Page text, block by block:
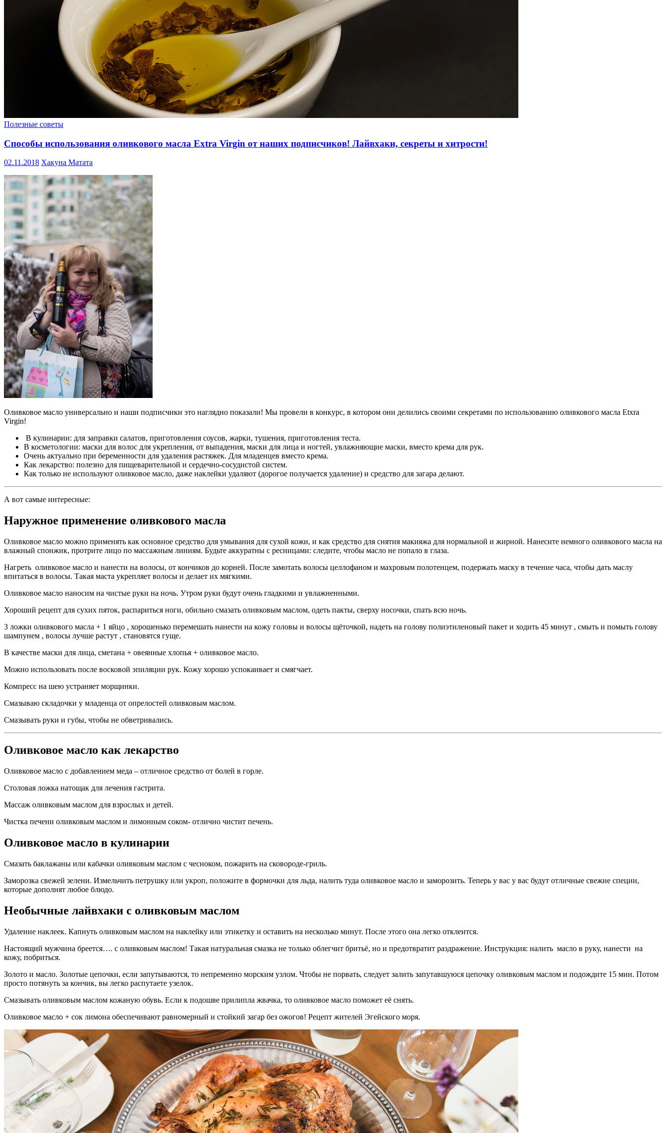
Полезные советы
Способы использования оливкового масла Extra Virgin от наших подписчиков! Лайвхаки, секреты и хитрости!
02.11.2018 Хакуна Матата
Оливковое масло универсально и наши подписчики это наглядно показали! Мы провели в конкурс, в котором они делились своими секретами по использованию оливкового масла Etxra
Virgin!
В кулинарии: для заправки салатов, приготовления соусов, жарки, тушения, приготовления теста.
В косметологии: маски для волос для укрепления, от выпадения, маски для лица и ногтей, увлажняющие маски, вместо крема для рук.
Очень актуально при беременности для удаления растяжек. Для младенцев вместо крема.
Как лекарство: полезно для пищеварительной и сердечно-сосудистой систем.
Как только не используют оливковое масло, даже наклейки удаляют (дорогое получается удаление) и средство для загара делают.
А вот самые интересные:
Наружное применение оливкового масла
Оливковое масло можно применять как основное средство для умывания для сухой кожи, и как средство для снятия макияжа для нормальной и жирной. Нанесите немного оливкового масла на
влажный спонжик, протрите лицо по массажным линиям. Будьте аккуратны с ресницами: следите, чтобы масло не попало в глаза.
Нагреть оливковое масло и нанести на волосы, от кончиков до корней. После замотать волосы целлофаном и махровым полотенцем, подержать маску в течение часа, чтобы дать маслу
впитаться в волосы. Такая маста укрепляет волосы и делает их мягкими.
Оливковое масло наносим на чистые руки на ночь. Утром руки будут очень гладкими и увлажненными.
Хороший рецепт для сухих пяток, распариться ноги, обильно смазать оливковым маслом, одеть пакты, сверху носочки, спать всю ночь.
3 ложки оливкового масла + 1 яйцо , хорошенько перемешать нанести на кожу головы и волосы щёточкой, надеть на голову полиэтиленовый пакет и ходить 45 минут , смыть и помыть голову
шампунем , волосы лучше растут , становятся гуще.
В качестве маски для лица, сметана + овеянные хлопья + оливковое масло.
Можно использовать после восковой эпиляции рук. Кожу хорошо успокаивает и смягчает.
Компресс на шею устраняет морщинки.
Смазываю складочки у младенца от опрелостей оливковым маслом.
Смазывать руки и губы, чтобы не обветривались.
Оливковое масло как лекарство
Оливковое масло с добавлением меда – отличное средство от болей в горле.
Столовая ложка натощак для лечения гастрита.
Массаж оливковым маслом для взрослых и детей.
Чистка печени оливковым маслом и лимонным соком- отлично чистит печень.
Оливковое масло в кулинарии
Смазать баклажаны или кабачки оливковым маслом с чесноком, пожарить на сковороде-гриль.
Заморозка свежей зелени. Измельчить петрушку или укроп, положите в формочки для льда, налить туда оливковое масло и заморозить. Теперь у вас у вас будут отличные свежие специи,
которые дополнят любое блюдо.
Необычные лайвхаки с оливковым маслом
Удаление наклеек. Капнуть оливковым маслом на наклейку или этикетку и оставить на несколько минут. После этого она легко отклеится.
Настоящий мужчина бреется…. с оливковым маслом! Такая натуральная смазка не только облегчит бритьё, но и предотвратит раздражение. Инструкция: налить масло в руку, нанести на
кожу, побриться.
Золото и масло. Золотые цепочки, если запутываются, то непременно морским узлом. Чтобы не порвать, следует залить запутавшуюся цепочку оливковым маслом и подождите 15 мин. Потом
просто потянуть за кончик, вы легко распутаете узелок.
Смазывать оливковым маслом кожаную обувь. Если к подошве прилипла жвачка, то оливковое масло поможет её снять.
Оливковое масло + сок лимона обеспечивают равномерный и стойкий загар без ожогов! Рецепт жителей Эгейского моря.